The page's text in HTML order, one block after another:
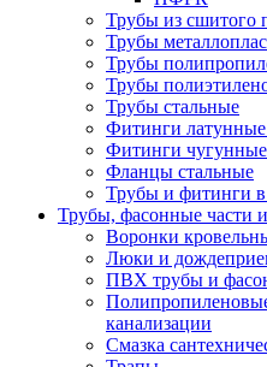
Трубы из сшитого
Трубы
Трубы
Трубы
Трубы стальные
Фитинги латунные
Фитинги чугунные
Фланцы стальные
Трубы и фитинги
Трубы, фасонные части
Воронки
Люки и
ПВХ трубы и
канализации
Смазка